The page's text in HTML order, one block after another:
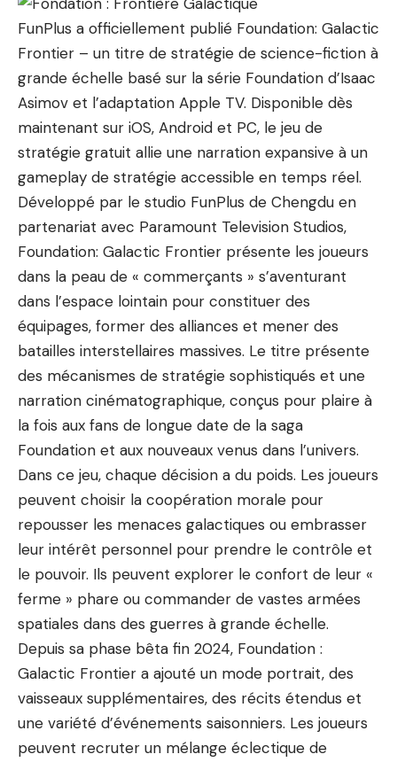
FunPlus a officiellement publié Foundation: Galactic
Frontier – un titre de stratégie de science-fiction à
grande échelle basé sur la série Foundation d’Isaac
Asimov et l’adaptation Apple TV. Disponible dès
maintenant sur iOS, Android et PC, le jeu de
stratégie gratuit allie une narration expansive à un
gameplay de stratégie accessible en temps réel.
Développé par le studio FunPlus de Chengdu en
partenariat avec Paramount Television Studios,
Foundation: Galactic Frontier présente les joueurs
dans la peau de « commerçants » s’aventurant
dans l’espace lointain pour constituer des
équipages, former des alliances et mener des
batailles interstellaires massives. Le titre présente
des mécanismes de stratégie sophistiqués et une
narration cinématographique, conçus pour plaire à
la fois aux fans de longue date de la saga
Foundation et aux nouveaux venus dans l’univers.
Dans ce jeu, chaque décision a du poids. Les joueurs
peuvent choisir la coopération morale pour
repousser les menaces galactiques ou embrasser
leur intérêt personnel pour prendre le contrôle et
le pouvoir. Ils peuvent explorer le confort de leur «
ferme » phare ou commander de vastes armées
spatiales dans des guerres à grande échelle.
Depuis sa phase bêta fin 2024, Foundation :
Galactic Frontier a ajouté un mode portrait, des
vaisseaux supplémentaires, des récits étendus et
une variété d’événements saisonniers. Les joueurs
peuvent recruter un mélange éclectique de